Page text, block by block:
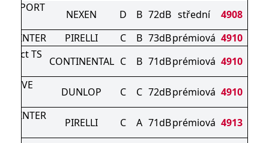
SPORT
NEXEN D B 72dB střední
4908
WINTER
PIRELLI C B 73dBprémiová 4910
TS
CONTINENTAL C B 71dBprémiová 4910
DUNLOP C C 72dBprémiová 4910
WINTER
PIRELLI C A 71dBprémiová 4913